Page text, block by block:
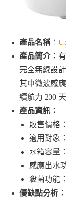
產品名稱：
產品簡介：
完全無線設
其中微波感
續航力 200 天
產品資訊：
販售價格
適用對象
水箱容量
感應出水
殺菌功能：
優缺點分析：